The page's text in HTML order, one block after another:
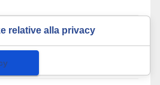
relative alla privacy